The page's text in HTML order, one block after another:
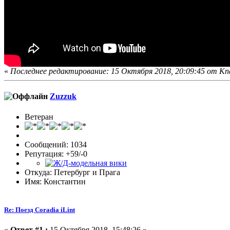
« Последнее редактирование: 15 Октября 2018, 20:09:45 от
Zuzzuk
Ветеран
Сообщений: 1034
Репутация: +59/-0
Откуда: Петербург и Прага
Имя: Константин
Re: Поезд Coradia iLint